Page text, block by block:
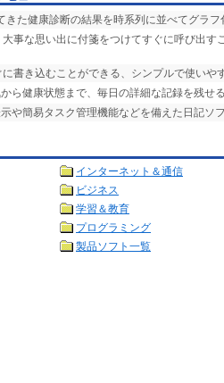
きた健康診断の結果を時系列に並べてグラフ
大事な思い出に付箋をつけてすぐに呼び出
書き込むことができる、シンプルで使いや
ら健康状態まで、毎日の詳細な記録を残せ
や簡易タスク管理機能などを備えた日記ソ
インターネット＆通信
ビジネス
学習＆教育
プログラミング
製品ソフト一覧